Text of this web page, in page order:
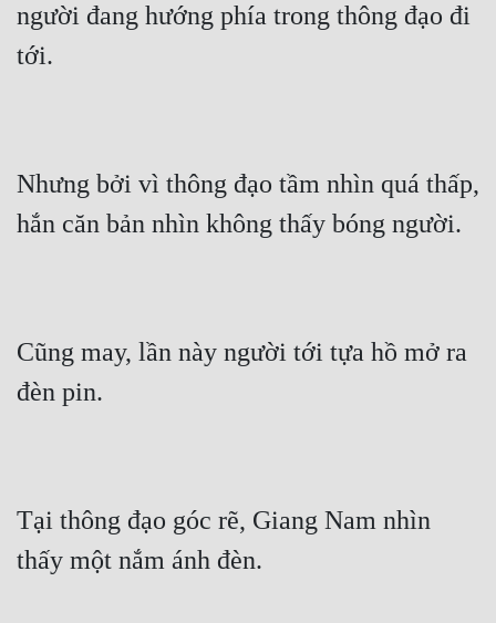
người đang hướng phía trong thông đạo đi
tới.
Nhưng bởi vì thông đạo tầm nhìn quá thấp,
hắn căn bản nhìn không thấy bóng người.
Cũng may, lần này người tới tựa hồ mở ra
đèn pin.
Tại thông đạo góc rẽ, Giang Nam nhìn
thấy một nắm ánh đèn.